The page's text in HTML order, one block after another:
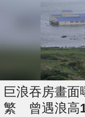
巨浪吞房畫
繁 曾遇浪高